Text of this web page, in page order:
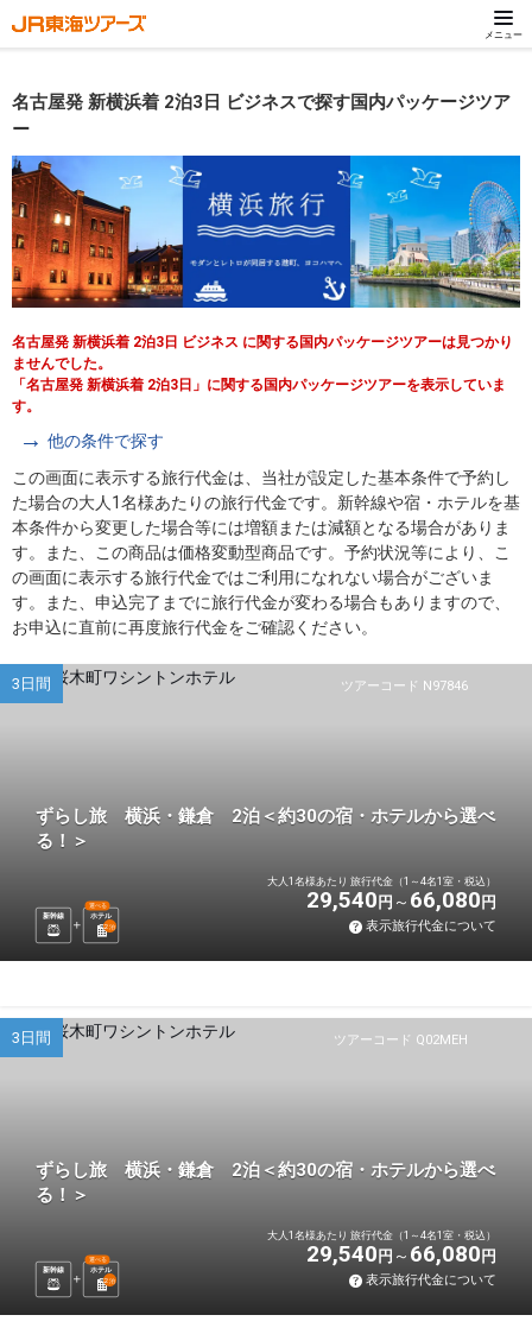
メニュー
名古屋発 新横浜着 2泊3日 ビジネスで探す国内パッケージツア
ー
名古屋発 新横浜着 2泊3日 ビジネス に関する国内パッケージツアーは見つかり
ませんでした。
「名古屋発 新横浜着 2泊3日」に関する国内パッケージツアーを表示していま
す。
他の条件で探す
この画面に表示する旅行代金は、当社が設定した基本条件で予約し
た場合の大人1名様あたりの旅行代金です。新幹線や宿・ホテルを基
本条件から変更した場合等には増額または減額となる場合がありま
す。また、この商品は価格変動型商品です。予約状況等により、こ
の画面に表示する旅行代金ではご利用になれない場合がございま
す。また、申込完了までに旅行代金が変わる場合もありますので、
お申込に直前に再度旅行代金をご確認ください。
ツアーコード N97846
3日間
ずらし旅 横浜・鎌倉 2泊＜約30の宿・ホテルから選べ
る！＞
新幹線 ホテル
選べる
2泊
大人1名様あたり 旅行代金（1～4名1室・税込）
29,540 円 66,080 円
表示旅行代金について
ツアーコード Q02MEH
3日間
ずらし旅 横浜・鎌倉 2泊＜約30の宿・ホテルから選べ
る！＞
新幹線 ホテル
選べる
2泊
大人1名様あたり 旅行代金（1～4名1室・税込）
29,540 円 66,080 円
表示旅行代金について